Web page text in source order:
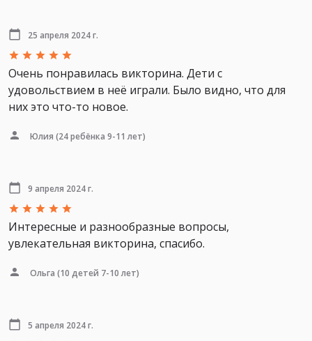
25 апреля 2024 г.
Очень понравилась викторина. Дети с
удовольствием в неё играли. Было видно, что для
них это что-то новое.
Юлия (24 ребёнка 9-11 лет)
9 апреля 2024 г.
Интересные и разнообразные вопросы,
увлекательная викторина, спасибо.
Ольга (10 детей 7-10 лет)
5 апреля 2024 г.